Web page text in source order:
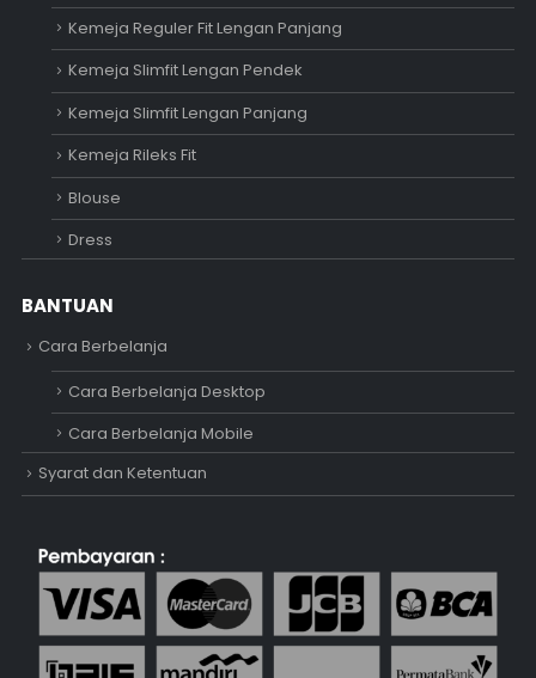
Kemeja Reguler Fit Lengan Panjang
Kemeja Slimfit Lengan Pendek
Kemeja Slimfit Lengan Panjang
Kemeja Rileks Fit
Blouse
Dress
BANTUAN
Cara Berbelanja
Cara Berbelanja Desktop
Cara Berbelanja Mobile
Syarat dan Ketentuan